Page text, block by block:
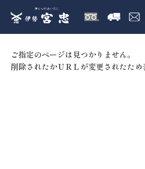
ご指定のページは見つかりません。
削除されたかＵＲＬが変更されたため